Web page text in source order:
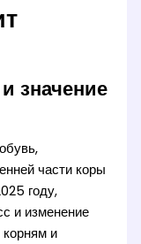
значение
части коры
году,
и изменение
корням и